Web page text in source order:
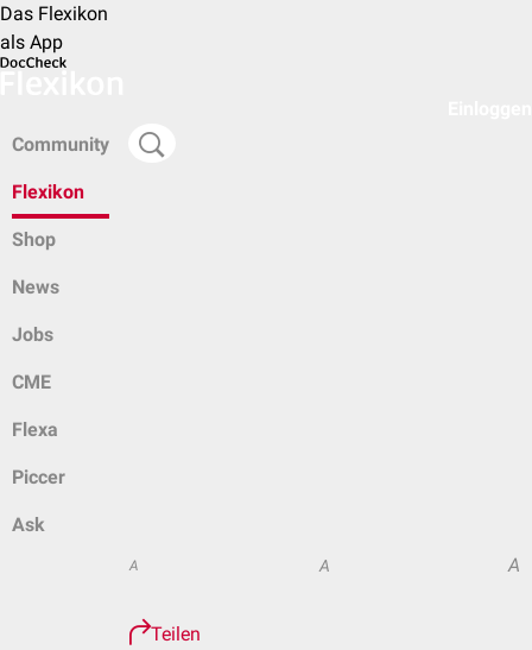
Das Flexikon
als App
Community
Flexikon
Shop
News
Jobs
CME
Flexa
Piccer
Ask
A A A
Teilen